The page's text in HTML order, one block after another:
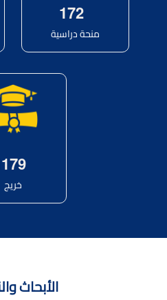
2
7
1
منحة دراسية
9
7
1
خريج
الأبحاث